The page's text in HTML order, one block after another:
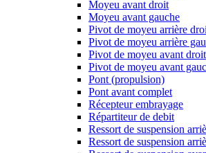
Moyeu avant droit
Moyeu avant gauche
Pivot de moyeu arrière
Pivot de moyeu arrière
Pivot de moyeu avant droit
Pivot de moyeu avant
Pont (propulsion)
Pont avant complet
Récepteur embrayage
Répartiteur de debit
Ressort de suspension
Ressort de suspension